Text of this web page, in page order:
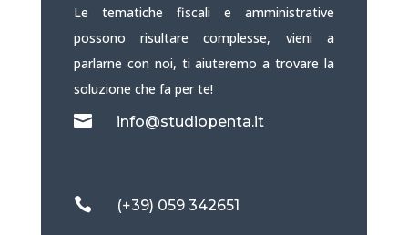
Le tematiche fiscali e amministrative
possono risultare complesse, vieni a
parlarne con noi, ti aiuteremo a trovare la
soluzione che fa per te!
 info@studiopenta.it
 (+39) 059 342651